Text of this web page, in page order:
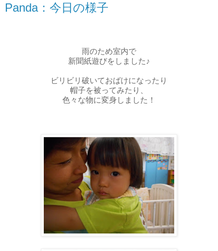
Panda：今日の様子
雨のため室内で
新聞紙遊びをしました♪
ビリビリ破いておばけになったり
帽子を被ってみたり、
色々な物に変身しました！